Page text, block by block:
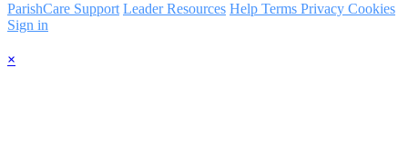
ParishCare Support Leader Resources Help Terms Privacy Cookies
Sign in
×